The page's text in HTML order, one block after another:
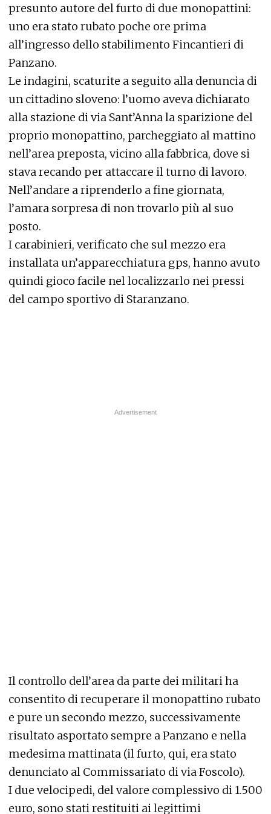
presunto autore del furto di due monopattini:
uno era stato rubato poche ore prima
all’ingresso dello stabilimento Fincantieri di
Panzano.
Le indagini, scaturite a seguito alla denuncia di
un cittadino sloveno: l’uomo aveva dichiarato
alla stazione di via Sant’Anna la sparizione del
proprio monopattino, parcheggiato al mattino
nell’area preposta, vicino alla fabbrica, dove si
stava recando per attaccare il turno di lavoro.
Nell’andare a riprenderlo a fine giornata,
l’amara sorpresa di non trovarlo più al suo
posto.
I carabinieri, verificato che sul mezzo era
installata un’apparecchiatura gps, hanno avuto
quindi gioco facile nel localizzarlo nei pressi
del campo sportivo di Staranzano.
Il controllo dell’area da parte dei militari ha
consentito di recuperare il monopattino rubato
e pure un secondo mezzo, successivamente
risultato asportato sempre a Panzano e nella
medesima mattinata (il furto, qui, era stato
denunciato al Commissariato di via Foscolo).
I due velocipedi, del valore complessivo di 1.500
euro, sono stati restituiti ai legittimi